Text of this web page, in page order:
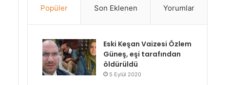
Popüler Son Eklenen Yorumlar
Eski Keşan Vaizesi Özlem
Güneş, eşi tarafından
öldürüldü
5 Eylül 2020